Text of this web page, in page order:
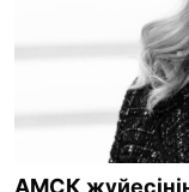
АМСК